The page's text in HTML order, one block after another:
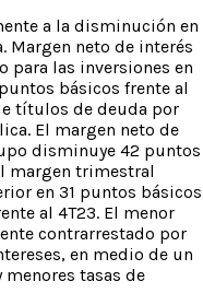
a la disminución en
Margen neto de interés
para las inversiones en
básicos frente al
títulos de deuda por
El margen neto de
disminuye 42 puntos
margen trimestral
en 31 puntos básicos
al 4T23. El menor
contrarrestado por
en medio de un
tasas de